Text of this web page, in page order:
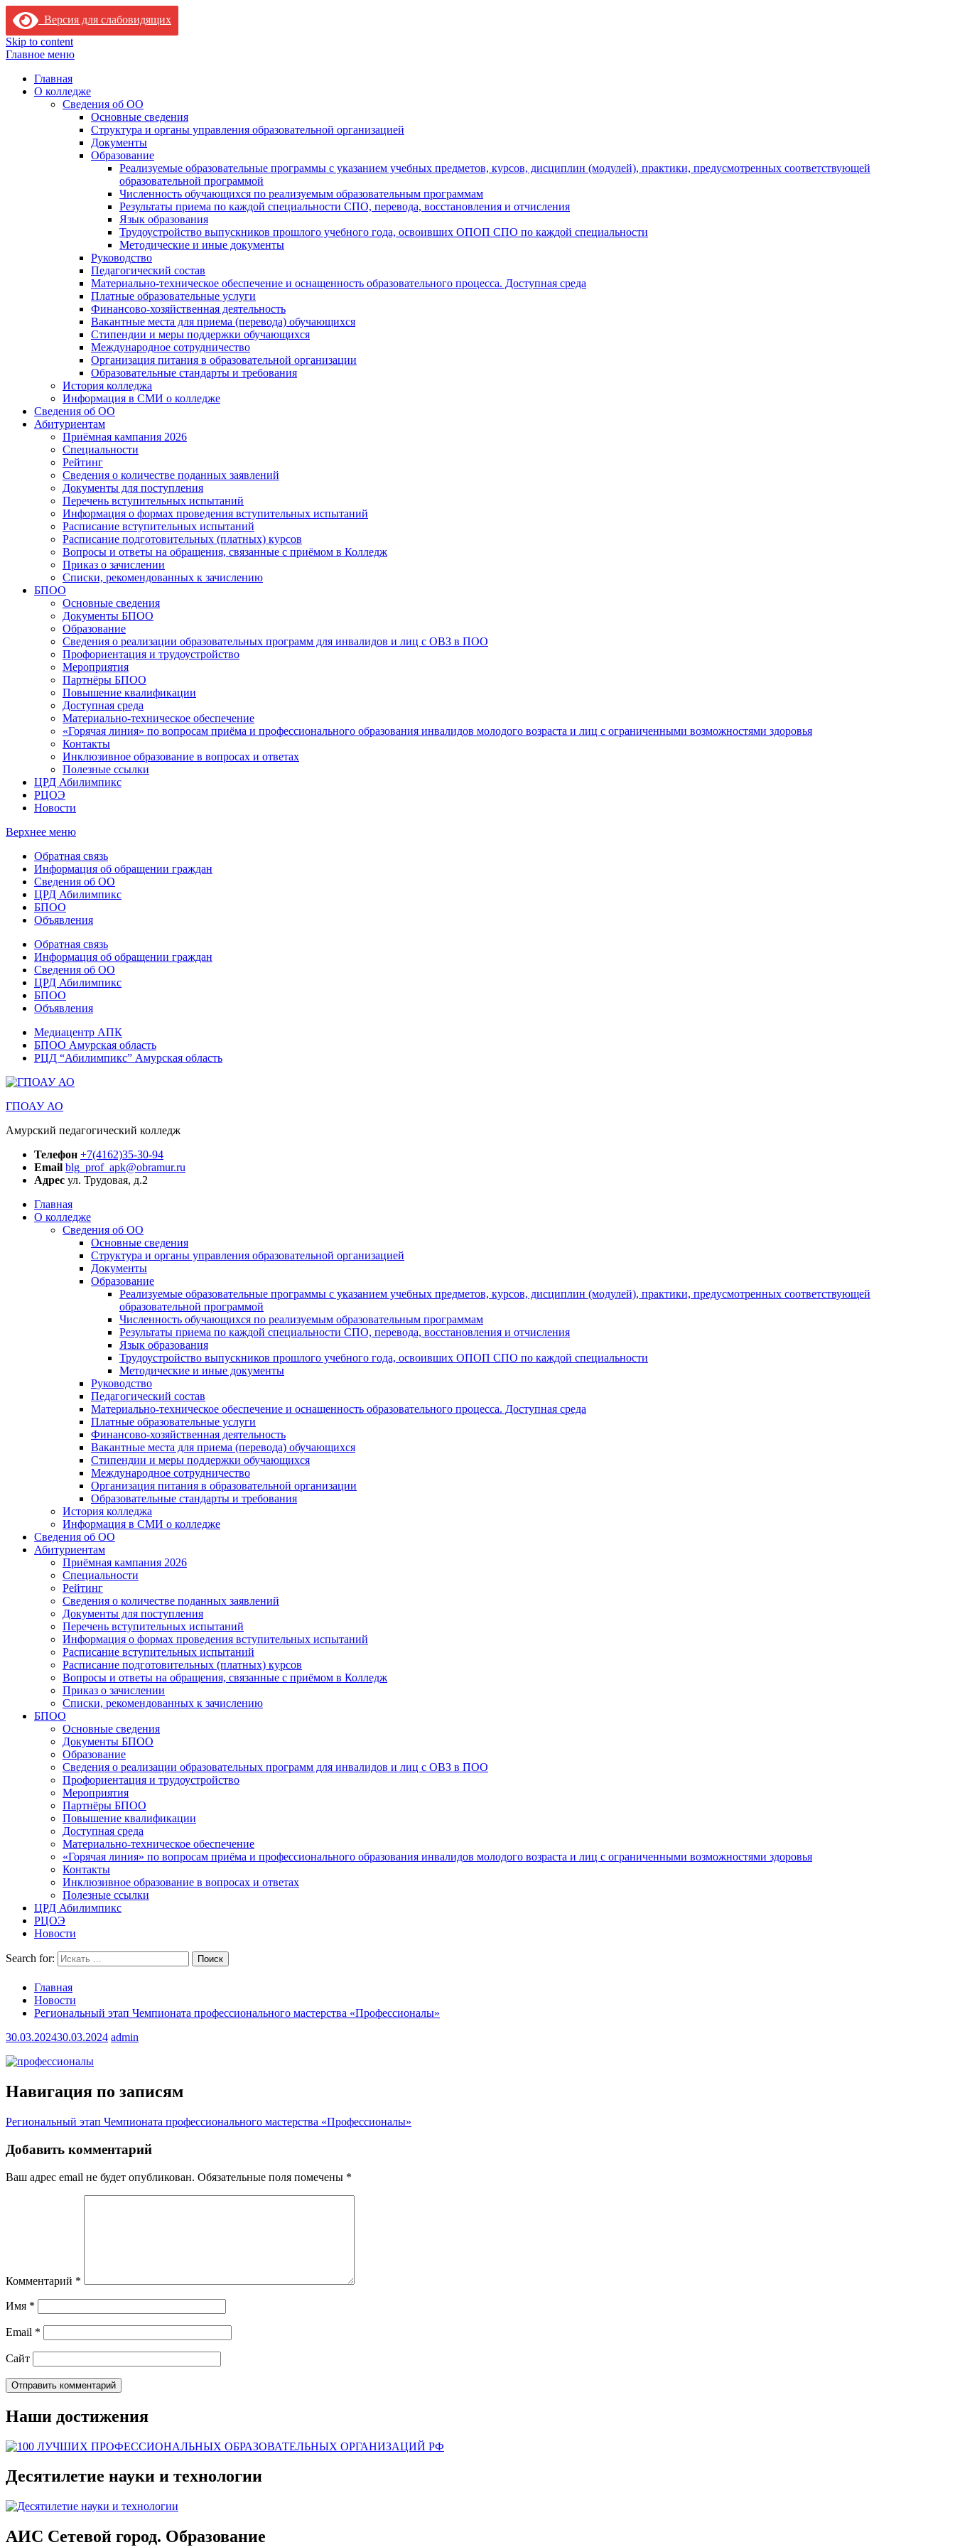
Версия для слабовидящих
Skip to content
Главное меню
Главная
О колледже
Сведения об ОО
Основные сведения
Структура и органы управления образовательной организацией
Документы
Образование
Реализуемые образовательные программы с указанием учебных предметов, курсов, дисциплин (модулей), практики, предусмотренных соответствующей
образовательной программой
Численность обучающихся по реализуемым образовательным программам
Результаты приема по каждой специальности СПО, перевода, восстановления и отчисления
Язык образования
Трудоустройство выпускников прошлого учебного года, освоивших ОПОП СПО по каждой специальности
Методические и иные документы
Руководство
Педагогический состав
Материально-техническое обеспечение и оснащенность образовательного процесса. Доступная среда
Платные образовательные услуги
Финансово-хозяйственная деятельность
Вакантные места для приема (перевода) обучающихся
Стипендии и меры поддержки обучающихся
Международное сотрудничество
Организация питания в образовательной организации
Образовательные стандарты и требования
История колледжа
Информация в СМИ о колледже
Сведения об ОО
Абитуриентам
Приёмная кампания 2026
Специальности
Рейтинг
Сведения о количестве поданных заявлений
Документы для поступления
Перечень вступительных испытаний
Информация о формах проведения вступительных испытаний
Расписание вступительных испытаний
Расписание подготовительных (платных) курсов
Вопросы и ответы на обращения, связанные с приёмом в Колледж
Приказ о зачислении
Списки, рекомендованных к зачислению
БПОО
Основные сведения
Документы БПОО
Образование
Сведения о реализации образовательных программ для инвалидов и лиц с ОВЗ в ПОО
Профориентация и трудоустройство
Мероприятия
Партнёры БПОО
Повышение квалификации
Доступная среда
Материально-техническое обеспечение
«Горячая линия» по вопросам приёма и профессионального образования инвалидов молодого возраста и лиц с ограниченными возможностями здоровья
Контакты
Инклюзивное образование в вопросах и ответах
Полезные ссылки
ЦРД Абилимпикс
РЦОЭ
Новости
Верхнее меню
Обратная связь
Информация об обращении граждан
Сведения об ОО
ЦРД Абилимпикс
БПОО
Объявления
Обратная связь
Информация об обращении граждан
Сведения об ОО
ЦРД Абилимпикс
БПОО
Объявления
Медиацентр АПК
БПОО Амурская область
РЦД “Абилимпикс” Амурская область
ГПОАУ АО
Амурский педагогический колледж
Телефон +7(4162)35-30-94
Email blg_prof_apk@obramur.ru
Адрес ул. Трудовая, д.2
Главная
О колледже
Сведения об ОО
Основные сведения
Структура и органы управления образовательной организацией
Документы
Образование
Реализуемые образовательные программы с указанием учебных предметов, курсов, дисциплин (модулей), практики, предусмотренных соответствующей
образовательной программой
Численность обучающихся по реализуемым образовательным программам
Результаты приема по каждой специальности СПО, перевода, восстановления и отчисления
Язык образования
Трудоустройство выпускников прошлого учебного года, освоивших ОПОП СПО по каждой специальности
Методические и иные документы
Руководство
Педагогический состав
Материально-техническое обеспечение и оснащенность образовательного процесса. Доступная среда
Платные образовательные услуги
Финансово-хозяйственная деятельность
Вакантные места для приема (перевода) обучающихся
Стипендии и меры поддержки обучающихся
Международное сотрудничество
Организация питания в образовательной организации
Образовательные стандарты и требования
История колледжа
Информация в СМИ о колледже
Сведения об ОО
Абитуриентам
Приёмная кампания 2026
Специальности
Рейтинг
Сведения о количестве поданных заявлений
Документы для поступления
Перечень вступительных испытаний
Информация о формах проведения вступительных испытаний
Расписание вступительных испытаний
Расписание подготовительных (платных) курсов
Вопросы и ответы на обращения, связанные с приёмом в Колледж
Приказ о зачислении
Списки, рекомендованных к зачислению
БПОО
Основные сведения
Документы БПОО
Образование
Сведения о реализации образовательных программ для инвалидов и лиц с ОВЗ в ПОО
Профориентация и трудоустройство
Мероприятия
Партнёры БПОО
Повышение квалификации
Доступная среда
Материально-техническое обеспечение
«Горячая линия» по вопросам приёма и профессионального образования инвалидов молодого возраста и лиц с ограниченными возможностями здоровья
Контакты
Инклюзивное образование в вопросах и ответах
Полезные ссылки
ЦРД Абилимпикс
РЦОЭ
Новости
Search for:
Главная
Новости
Региональный этап Чемпионата профессионального мастерства «Профессионалы»
30.03.202430.03.2024 admin
Навигация по записям
Региональный этап Чемпионата профессионального мастерства «Профессионалы»
Добавить комментарий
Ваш адрес email не будет опубликован. Обязательные поля помечены *
Комментарий *
Имя *
Email *
Сайт
Наши достижения
Десятилетие науки и технологии
АИС Сетевой город. Образование